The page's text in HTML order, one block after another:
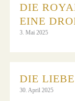
DIE
EINE
3. Mai 2025
DIE
30. April 2025